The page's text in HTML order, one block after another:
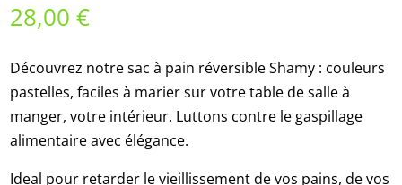
28,00€
Découvrez notre sac à pain réversible Shamy : couleurs
pastelles, faciles à marier sur votre table de salle à
manger, votre intérieur. Luttons contre le gaspillage
alimentaire avec élégance.
Ideal pour retarder le vieillissement de vos pains, de vos